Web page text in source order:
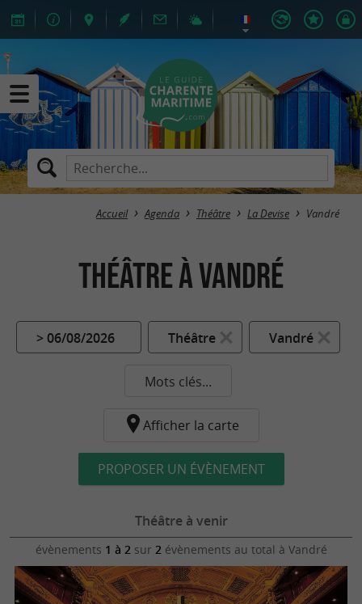
Accueil Agenda Théâtre La Devise Vandré
Théâtre à Vandré
> 06/08/2026 Théâtre Vandré
Mots clés...
Afficher la carte
PROPOSER UN ÉVÈNEMENT
Théâtre à venir
évènements 1 à 2sur 2évènements au total à Vandré